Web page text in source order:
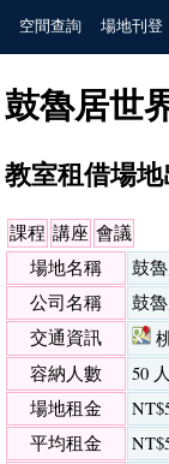
空間查詢 場地刊登
鼓魯居世
教室租借場
課程 講座 會議
場地名稱
鼓
公司名稱
鼓
交通資訊
容納人數
50 人
場地租金
平均租金